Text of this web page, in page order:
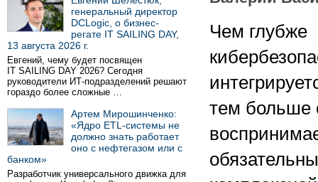
генеральный директор
DCLogic, о бизнес-
регате IT SAILING DAY,
13 августа 2026 г.
Евгений, чему будет посвящен
IT SAILING DAY 2026? Сегодня
руководители ИТ-подразделений решают
гораздо более сложные …
Артем Мирошинченко:
«Ядро ETL-системы не
должно знать работает
оно с нефтегазом или с
банком»
Разработчик универсального движка для
Чем глубже
тем больше